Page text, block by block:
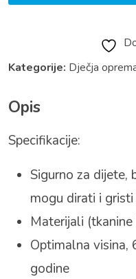
Kategorije: Dječja
Opis
Specifikacije:
Sigurno za dijete,
mogu dirati i
Materijali
Optimalna visina,
godine